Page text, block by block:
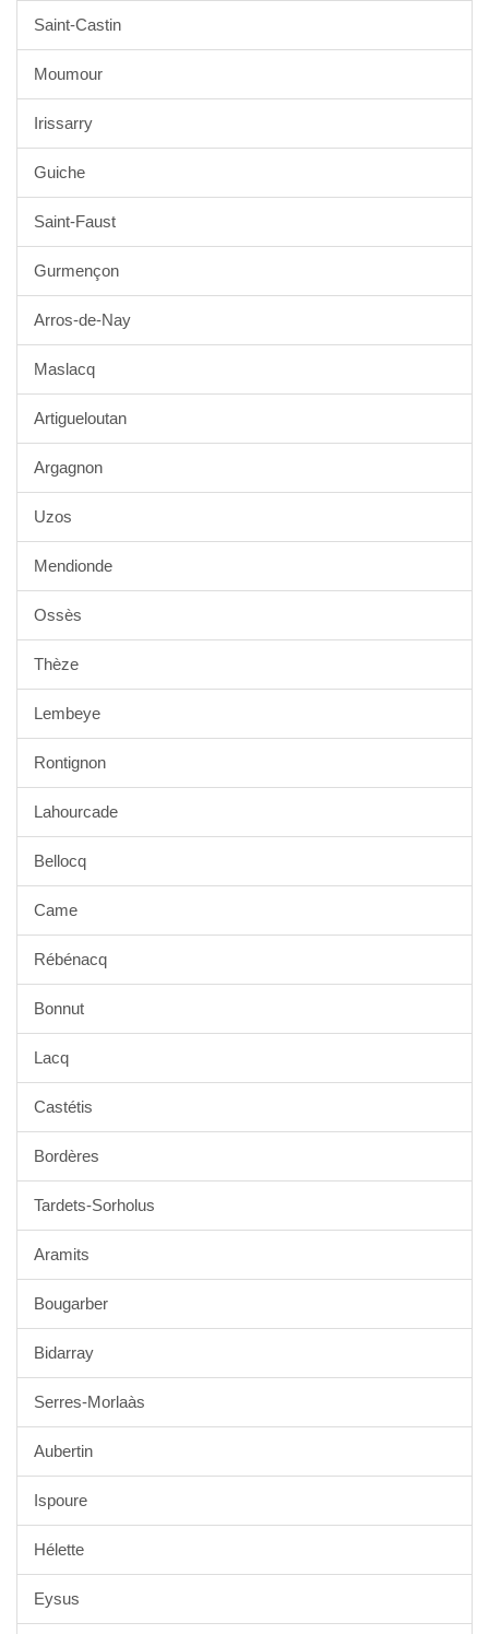
Saint-Castin
Moumour
Irissarry
Guiche
Saint-Faust
Gurmençon
Arros-de-Nay
Maslacq
Artigueloutan
Argagnon
Uzos
Mendionde
Ossès
Thèze
Lembeye
Rontignon
Lahourcade
Bellocq
Came
Rébénacq
Bonnut
Lacq
Castétis
Bordères
Tardets-Sorholus
Aramits
Bougarber
Bidarray
Serres-Morlaàs
Aubertin
Ispoure
Hélette
Eysus